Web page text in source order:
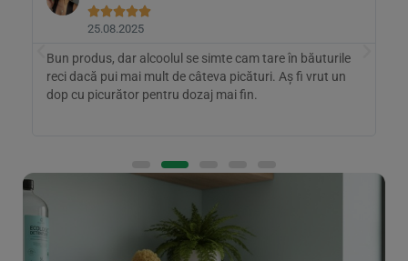

25.08.2025
Bun produs, dar alcoolul se simte cam tare în băuturile
reci dacă pui mai mult de câteva picături. Aș fi vrut un
dop cu picurător pentru dozaj mai fin.